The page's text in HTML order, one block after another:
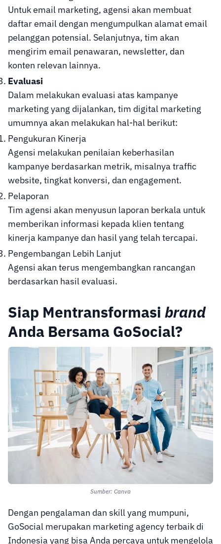
Untuk email marketing, agensi akan membuat
daftar email dengan mengumpulkan alamat email
pelanggan potensial. Selanjutnya, tim akan
mengirim email penawaran, newsletter, dan
konten relevan lainnya.
Evaluasi
Dalam melakukan evaluasi atas kampanye
marketing yang dijalankan, tim digital marketing
umumnya akan melakukan hal-hal berikut:
Pengukuran Kinerja
Agensi melakukan penilaian keberhasilan
kampanye berdasarkan metrik, misalnya traffic
website, tingkat konversi, dan engagement.
Pelaporan
Tim agensi akan menyusun laporan berkala untuk
memberikan informasi kepada klien tentang
kinerja kampanye dan hasil yang telah tercapai.
Pengembangan Lebih Lanjut
Agensi akan terus mengembangkan rancangan
berdasarkan hasil evaluasi.
Siap Mentransformasi brand
Anda Bersama GoSocial?
Sumber: Canva
Dengan pengalaman dan skill yang mumpuni,
GoSocial merupakan marketing agency terbaik di
Indonesia yang bisa Anda percaya untuk mengelola